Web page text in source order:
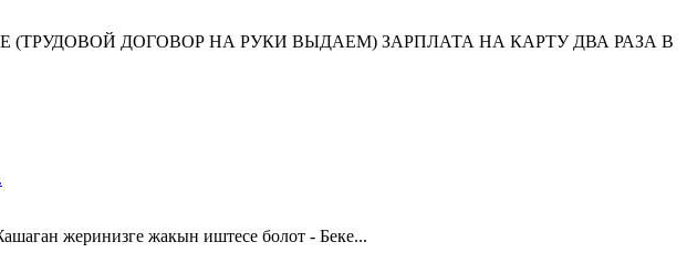
ДОГОВОР НА РУКИ ВЫДАЕМ) ЗАРПЛАТА НА КАРТУ ДВА РАЗА В
жеринизге жакын иштесе болот - Беке...